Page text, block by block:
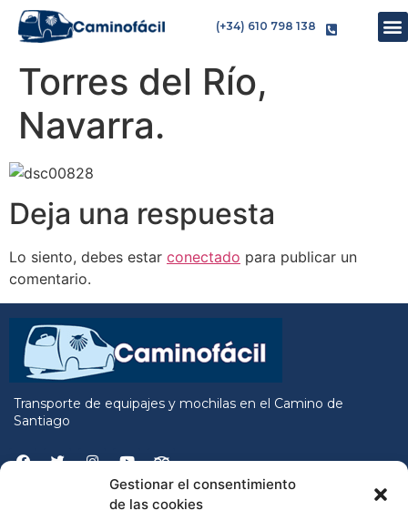
Gestionar el consentimiento
de las cookies
(+34) 610 798 138
Torres del Río,
Navarra.
Deja una respuesta
Lo siento, debes estar conectado para publicar un
comentario.
Transporte de equipajes y mochilas en el Camino de
Santiago
(34) 610 798 138